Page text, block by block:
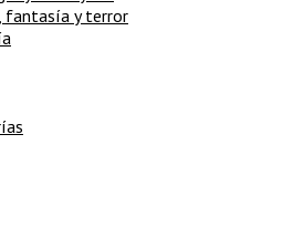
fantasía y terror